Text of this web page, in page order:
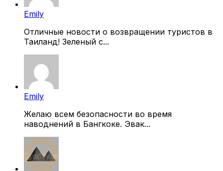
Emily
Отличные новости о возвращении туристов в
Таиланд! Зеленый с...
Emily
Желаю всем безопасности во время
наводнений в Бангкоке. Эвак...